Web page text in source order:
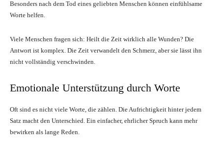
Besonders nach dem Tod eines geliebten Menschen können einfühlsame
Worte helfen.
Viele Menschen fragen sich: Heilt die Zeit wirklich alle Wunden? Die
Antwort ist komplex. Die Zeit verwandelt den Schmerz, aber sie lässt ihn
nicht vollständig verschwinden.
Emotionale Unterstützung durch Worte
Oft sind es nicht viele Worte, die zählen. Die Aufrichtigkeit hinter jedem
Satz macht den Unterschied. Ein einfacher, ehrlicher Spruch kann mehr
bewirken als lange Reden.